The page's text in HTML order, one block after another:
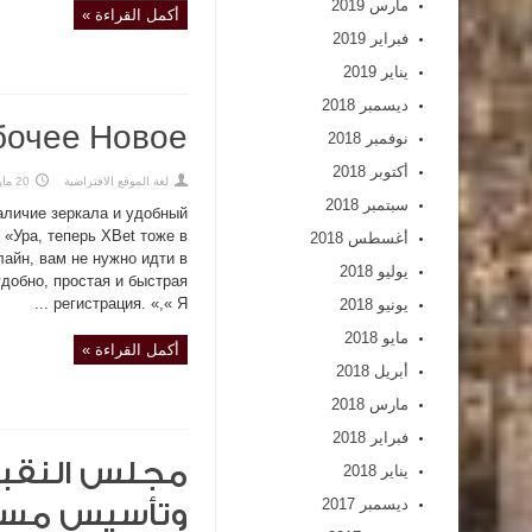
أكمل القراءة »
Новое
لغة الموقع الافتراضية 20 مارس,2020
зеркала и удобный
теперь XBet тоже в
вам не нужно идти в
простая и быстрая
регистрация. «,« Я ...
أكمل القراءة »
مجلس
وتأسيس
مارس 2019
فبراير 2019
يناير 2019
ديسمبر 2018
نوفمبر 2018
أكتوبر 2018
سبتمبر 2018
أغسطس 2018
يوليو 2018
يونيو 2018
مايو 2018
أبريل 2018
مارس 2018
فبراير 2018
يناير 2018
ديسمبر 2017